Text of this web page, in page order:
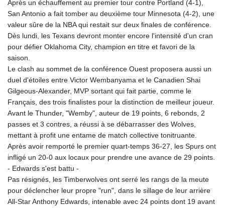
Après un échauffement au premier tour contre Portland (4-1),
San Antonio a fait tomber au deuxième tour Minnesota (4-2), une
valeur sûre de la NBA qui restait sur deux finales de conférence.
Dès lundi, les Texans devront monter encore l'intensité d'un cran
pour défier Oklahoma City, champion en titre et favori de la
saison.
Le clash au sommet de la conférence Ouest proposera aussi un
duel d'étoiles entre Victor Wembanyama et le Canadien Shai
Gilgeous-Alexander, MVP sortant qui fait partie, comme le
Français, des trois finalistes pour la distinction de meilleur joueur.
Avant le Thunder, "Wemby", auteur de 19 points, 6 rebonds, 2
passes et 3 contres, a réussi à se débarrasser des Wolves,
mettant à profit une entame de match collective tonitruante.
Après avoir remporté le premier quart-temps 36-27, les Spurs ont
infligé un 20-0 aux locaux pour prendre une avance de 29 points.
- Edwards s'est battu -
Pas résignés, les Timberwolves ont serré les rangs de la meute
pour déclencher leur propre "run", dans le sillage de leur arrière
All-Star Anthony Edwards, intenable avec 24 points dont 19 avant